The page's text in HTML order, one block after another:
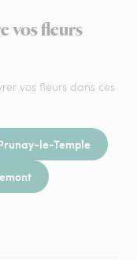
vos fleurs
vos fleurs dans ces
le-Temple